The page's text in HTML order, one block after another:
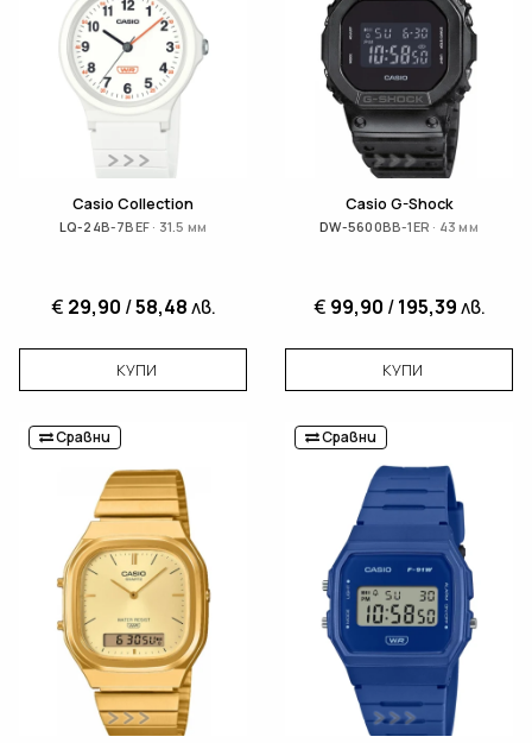
Casio Collection
LQ-24B-7BEF · 31.5 мм
€ 29,90 /58,48лв.
КУПИ
Casio G-Shock
DW-5600BB-1ER · 43 мм
€ 99,90 /195,39лв.
КУПИ
Сравни Сравни